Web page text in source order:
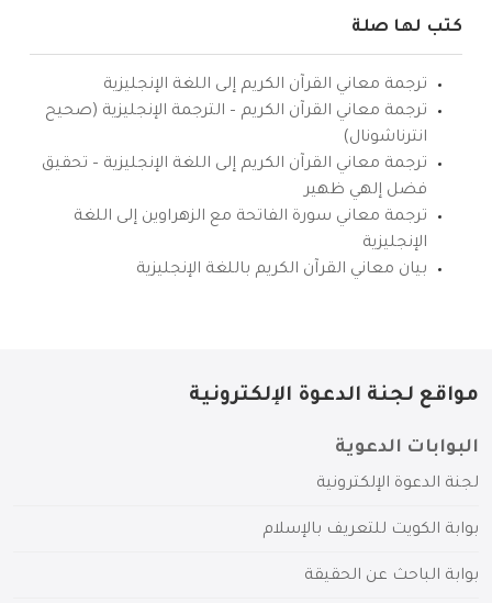
كتب لها صلة
ترجمة معاني القرآن الكريم إلى اللغة الإنجليزية
ترجمة معاني القرآن الكريم – الترجمة الإنجليزية (صحيح
انترناشونال)
ترجمة معاني القرآن الكريم إلى اللغة الإنجليزية – تحقيق
فضل إلهي ظهير
ترجمة معاني سورة الفاتحة مع الزهراوين إلى اللغة
الإنجليزية
بيان معاني القرآن الكريم باللغة الإنجليزية
مواقع لجنة الدعوة الإلكترونية
البوابات الدعوية
لجنة الدعوة الإلكترونية
بوابة الكويت للتعريف بالإسلام
بوابة الباحث عن الحقيقة